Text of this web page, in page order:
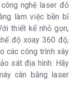
nghệ laser đỏ
làm việc bền bỉ
thiết kế nhỏ gọn,
độ xoay 360 độ,
các công trình xây
sát địa hình. Hãy
cân bằng laser